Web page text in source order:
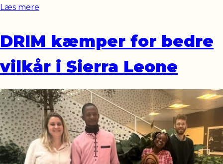
Læs mere
DRIM kæmper for bedre
vilkår i Sierra Leone